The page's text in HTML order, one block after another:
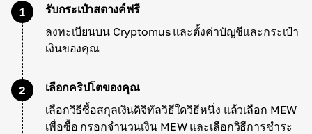
1
รับกระเป๋าสตางค์ฟรี
ลงทะเบียนบน Cryptomus และตั้งค่าบัญชีและกระเป๋า
เงินของคุณ
2
เลือกคริปโตของคุณ
เลือกวิธีซื้อสกุลเงินดิจิทัลวิธีใดวิธีหนึ่ง แล้วเลือก MEW
เพื่อซื้อ กรอกจำนวนเงิน MEW และเลือกวิธีการชำระ